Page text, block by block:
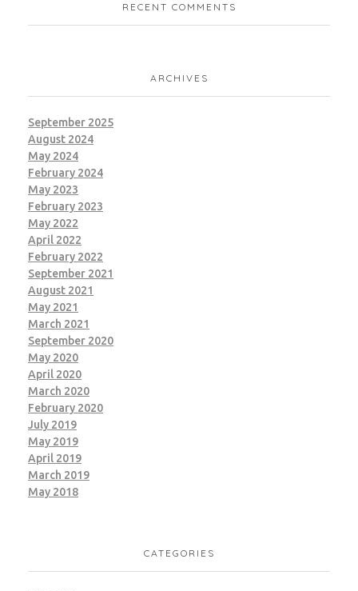
RECENT COMMENTS
ARCHIVES
September 2025
August 2024
May 2024
February 2024
May 2023
February 2023
May 2022
April 2022
February 2022
September 2021
August 2021
May 2021
March 2021
September 2020
May 2020
April 2020
March 2020
February 2020
July 2019
May 2019
April 2019
March 2019
May 2018
CATEGORIES